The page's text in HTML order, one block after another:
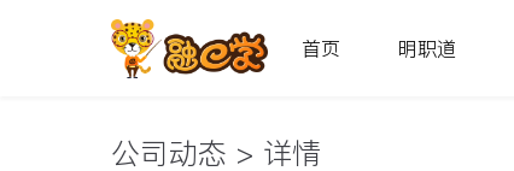
首页 明职道
公司动态 > 详情